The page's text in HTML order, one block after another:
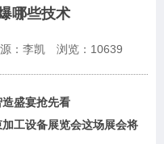
哪些技术
：李凯 浏览： 10639
盛宴抢先看
工设备展览会这场展会将